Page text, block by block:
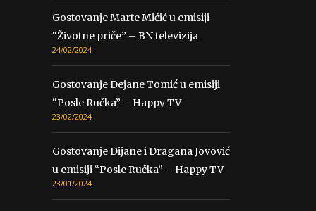
Gostovanje Marte Mićić u emisiji
“Životne priče” – BN televizija
24/02/2024
Gostovanje Dejane Tomić u emisiji
“Posle Ručka” – Happy TV
23/02/2024
Gostovanje Dijane i Dragana Jovović
u emisiji “Posle Ručka” – Happy TV
23/01/2024